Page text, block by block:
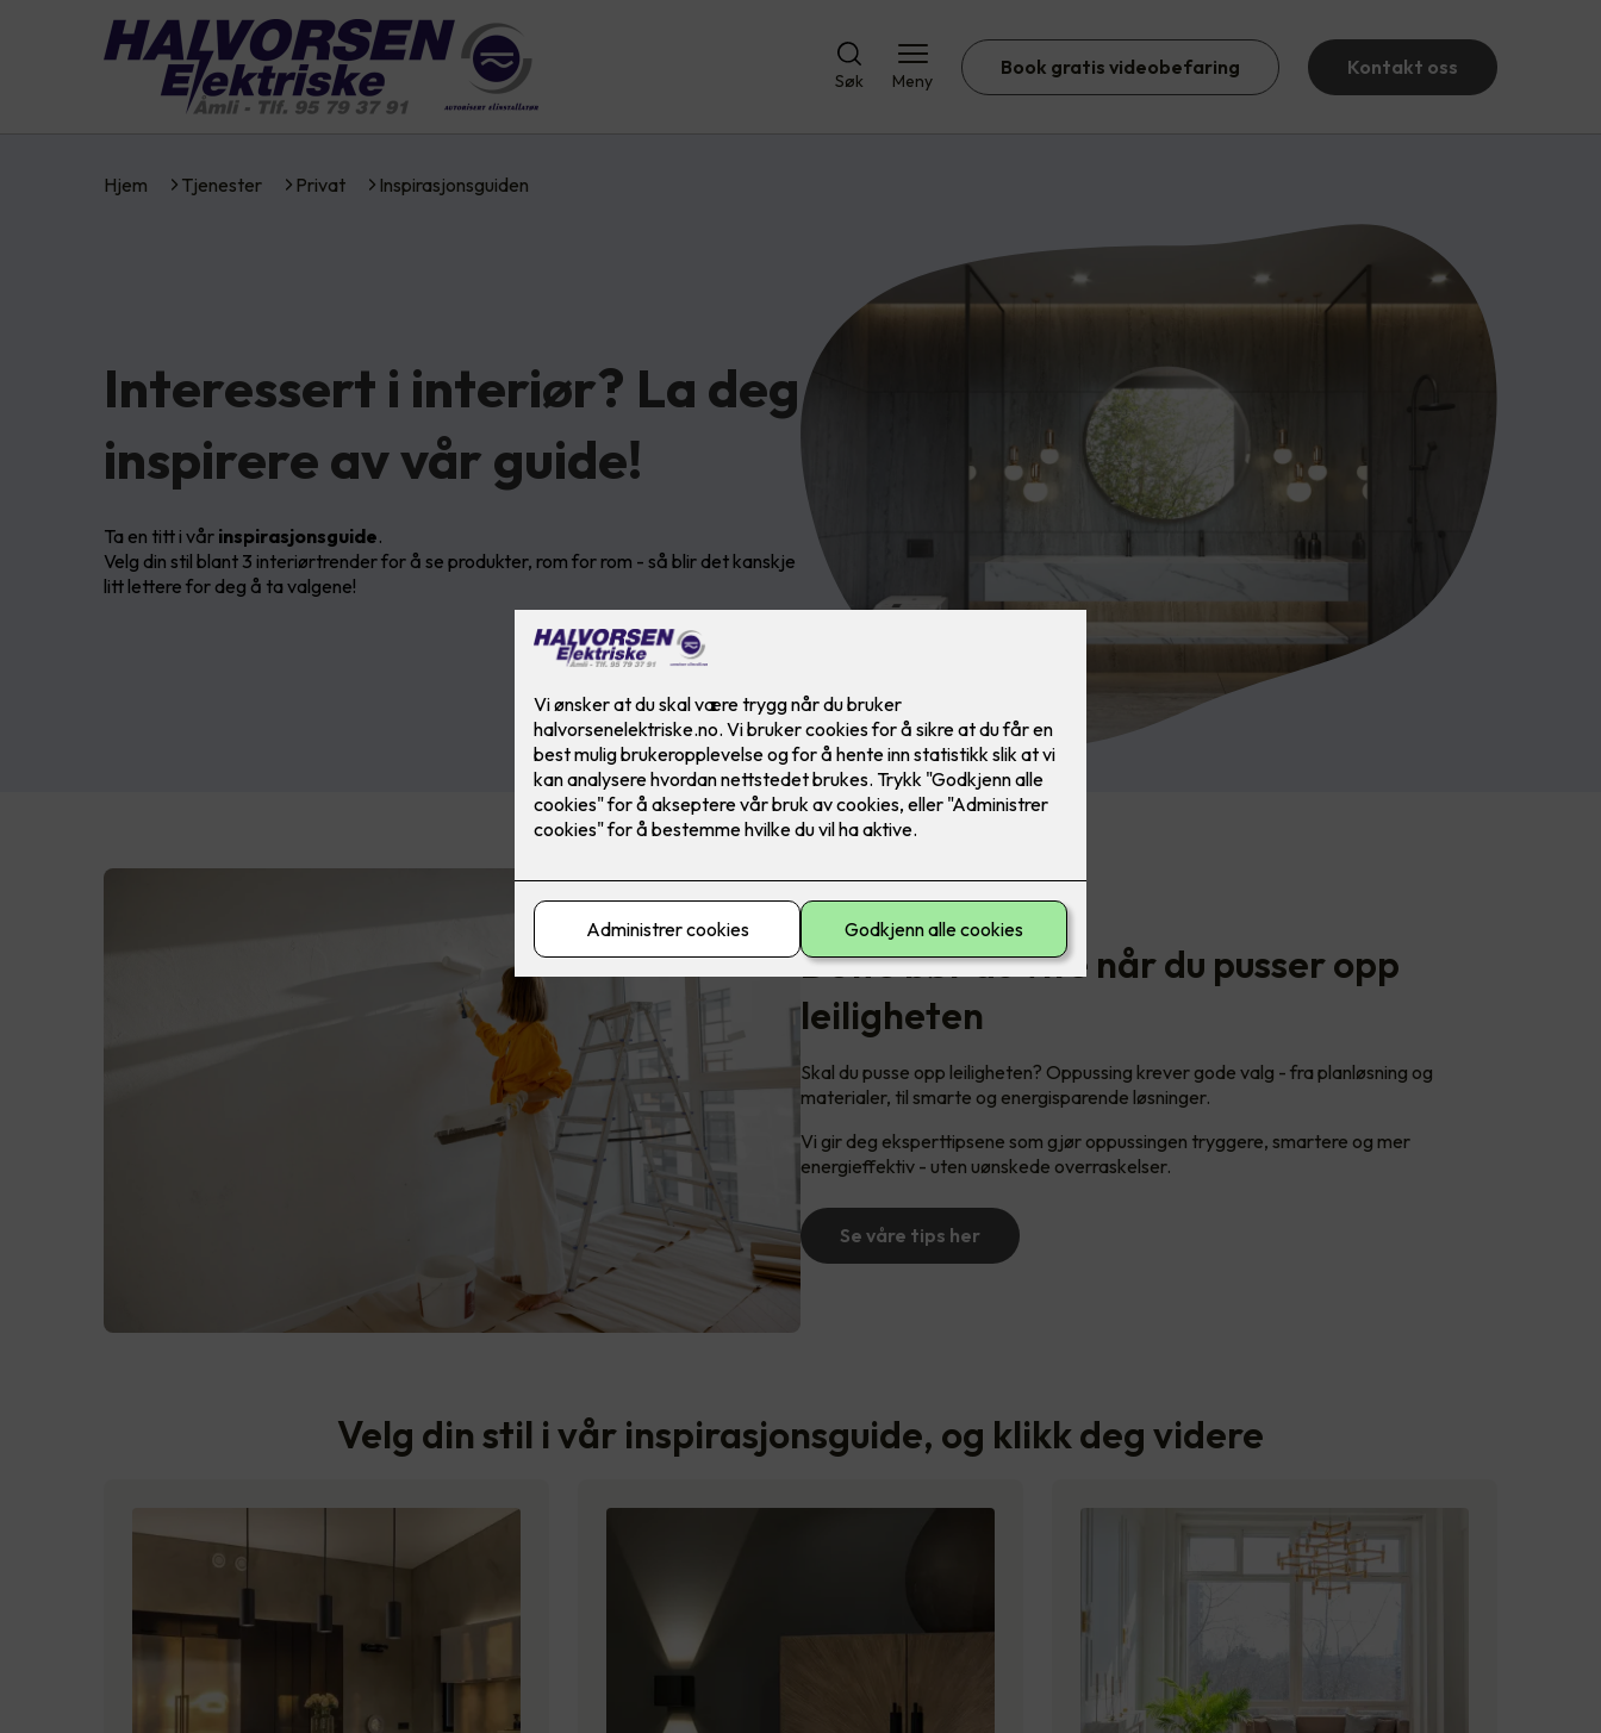
Søk Meny
Book gratis videobefaring Kontakt oss
Hjem Tjenester Privat Inspirasjonsguiden
Interessert i interiør? La deg
inspirere av vår guide!
Ta en titt i vår inspirasjonsguide.
Velg din stil blant 3 interiørtrender for å se produkter, rom for rom - så blir det kanskje
litt lettere for deg å ta valgene!
Dette bør du vite når du pusser opp
leiligheten
Skal du pusse opp leiligheten? Oppussing krever gode valg - fra planløsning og
materialer, til smarte og energisparende løsninger.
Vi gir deg eksperttipsene som gjør oppussingen tryggere, smartere og mer
energieffektiv - uten uønskede overraskelser.
Se våre tips her
Velg din stil i vår inspirasjonsguide, og klikk deg videre